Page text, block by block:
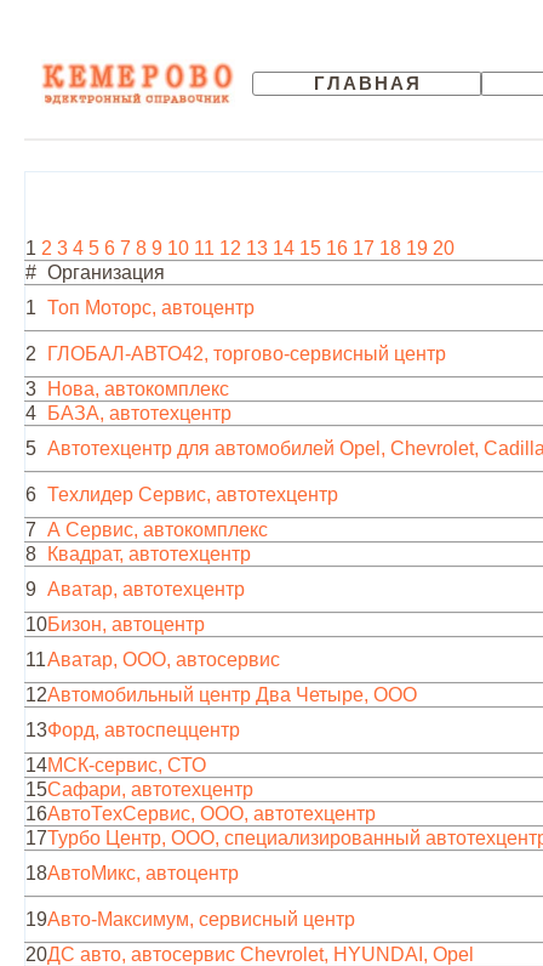
ГЛАВНАЯ
1 2 3 4 5 6 7 8 9 10 11 12 13 14 15 16 17 18 19 20
# Организация
1 Топ Моторс, автоцентр
2
ГЛОБАЛ-АВТО42, торгово-сервисный центр
3
Нова, автокомплекс
4
БАЗА, автотехцентр
5 Автотехцентр для автомобилей Opel, Chevrolet,
6 Техлидер Сервис, автотехцентр
7 А Сервис, автокомплекс
8
Квадрат, автотехцентр
9 Аватар, автотехцентр
10Бизон, автоцентр
11Аватар, ООО, автосервис
12Автомобильный центр Два Четыре, ООО
13Форд, автоспеццентр
14МСК-сервис, СТО
15Сафари, автотехцентр
16АвтоТехСервис, ООО, автотехцентр
17Турбо Центр, ООО, специализированный
18АвтоМикс, автоцентр
19Авто-Максимум, сервисный центр
20ДС авто, автосервис Chevrolet, HYUNDAI, Opel